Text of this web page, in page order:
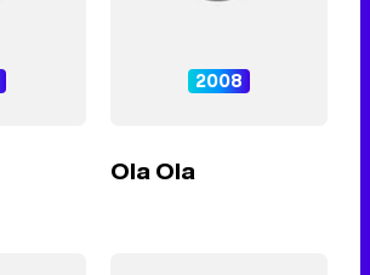
2008
Ola Ola